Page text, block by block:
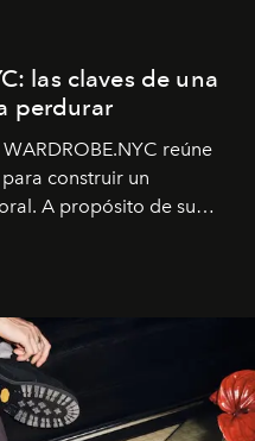
las claves de una
perdurar
reúne
construir un
A propósito de su
la firma neoyorquina y
global de la marca